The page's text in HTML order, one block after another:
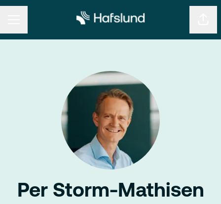
Per Storm-Mathisen